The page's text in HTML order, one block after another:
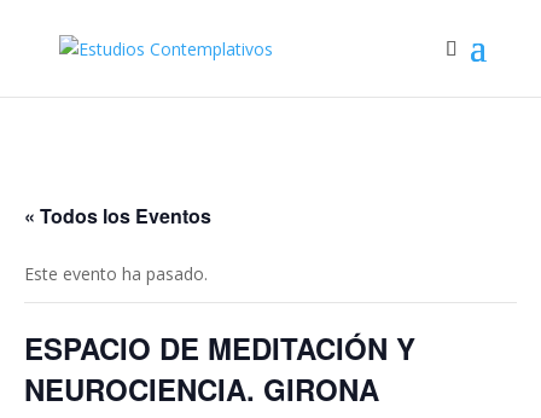
« Todos los Eventos
Este evento ha pasado.
ESPACIO DE MEDITACIÓN Y
NEUROCIENCIA. GIRONA